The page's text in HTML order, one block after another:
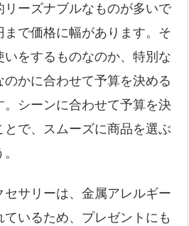
リーズナブルなものが多いで
で価格に幅があります。そ
をするものなのか、特別な
のかに合わせて予算を決める
。シーンに合わせて予算を決
で、スムーズに商品を選ぶ
セサリーは、金属アレルギー
いるため、プレゼントにも